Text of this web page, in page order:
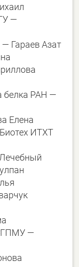
—
Гараев Азат
белка РАН —
Елена
ИТХТ
—